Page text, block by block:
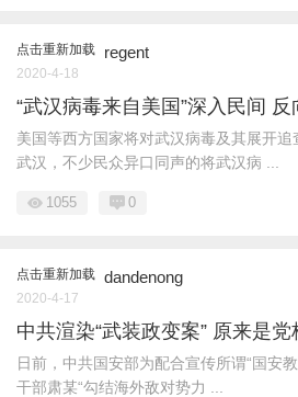
点击重新加载 regent
2020-4-18
“武汉病毒来自美国”深入民间
美国等西方国家将对武汉病毒及其展开
武汉，不少民众异口同声的将武汉病 ...
1055 0
点击重新加载 dandenong
2020-4-17
中共渲染“武装政变案” 原来是
日前，中共国安部为配合宣传所谓“国安
干部肃某“勾结海外敌对势力 ...